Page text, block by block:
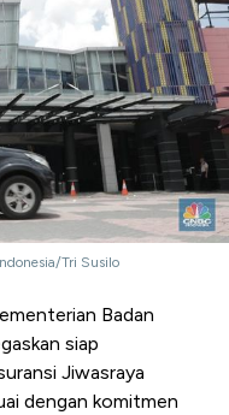
Tri Susilo
Badan
siap
Jiwasraya
dengan komitmen